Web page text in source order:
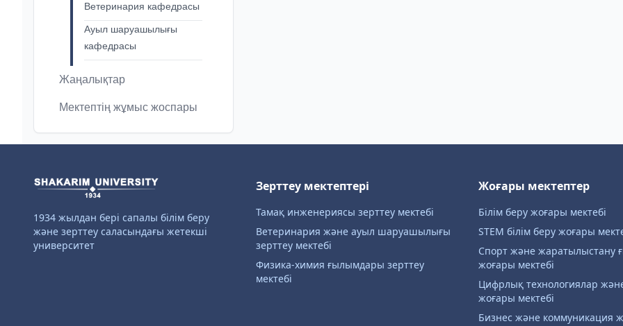
Ветеринария кафедрасы
Ауыл шаруашылығы
кафедрасы
Жаңалықтар
Мектептің жұмыс жоспары
1934 жылдан бері сапалы білім беру
және зерттеу саласындағы жетекші
университет
Зерттеу мектептері
Тамақ инженериясы зерттеу мектебі
Ветеринария және ауыл шаруашылығы
зерттеу мектебі
Физика-химия ғылымдары зерттеу
мектебі
Жоғары мектептер
Білім беру жоғары мектебі
STEM білім беру жоғары
Спорт және жаратылыстану
жоғары мектебі
Цифрлық технологиялар
жоғары мектебі
Бизнес және коммуникация